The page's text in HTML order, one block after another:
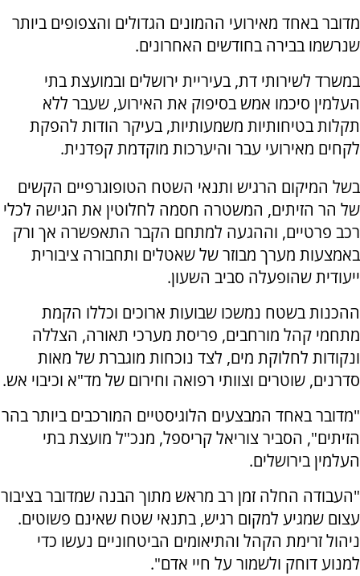
מדובר באחד מאירועי ההמונים הגדולים והצפופים ביותר
שנרשמו בבירה בחודשים האחרונים.
במשרד לשירותי דת, בעיריית ירושלים ובמועצת בתי
העלמין סיכמו אמש בסיפוק את האירוע, שעבר ללא
תקלות בטיחותיות משמעותיות, בעיקר הודות להפקת
לקחים מאירועי עבר והיערכות מוקדמת קפדנית.
בשל המיקום הרגיש ותנאי השטח הטופוגרפיים הקשים
של הר הזיתים, המשטרה חסמה לחלוטין את הגישה לכלי
רכב פרטיים, וההגעה למתחם הקבר התאפשרה אך ורק
באמצעות מערך מבוזר של שאטלים ותחבורה ציבורית
ייעודית שהופעלה סביב השעון.
ההכנות בשטח נמשכו שבועות ארוכים וכללו הקמת
מתחמי קהל מורחבים, פריסת מערכי תאורה, הצללה
ונקודות לחלוקת מים, לצד נוכחות מוגברת של מאות
סדרנים, שוטרים וצוותי רפואה וחירום של מד"א וכיבוי אש.
"מדובר באחד המבצעים הלוגיסטיים המורכבים ביותר בהר
הזיתים", הסביר צוריאל קריספל, מנכ"ל מועצת בתי
העלמין בירושלים.
"העבודה החלה זמן רב מראש מתוך הבנה שמדובר בציבור
עצום שמגיע למקום רגיש, בתנאי שטח שאינם פשוטים.
ניהול זרימת הקהל והתיאומים הביטחוניים נעשו כדי
למנוע דוחק ולשמור על חיי אדם".